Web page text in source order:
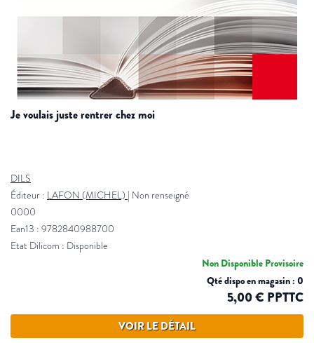
je voulais juste rentrer chez moi
DILS
Éditeur : LAFON (MICHEL) | Non renseigné
0000
Ean13 : 9782840988700
Etat Dilicom : Disponible
Non Disponible Provisoire
Qté dispo en magasin : 0
5,00 € PPTTC
VOIR LE DÉTAIL